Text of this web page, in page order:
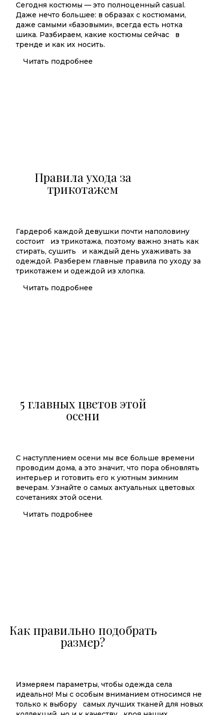
Сегодня костюмы — это полноценный casual.
Даже нечто большее: в образах с костюмами,
даже самыми «базовыми», всегда есть нотка
шика. Разбираем, какие костюмы сейчас в
тренде и как их носить.
Читать подробнее
Правила ухода за
трикотажем
Гардероб каждой девушки почти наполовину
состоит из трикотажа, поэтому важно знать как
стирать, сушить и каждый день ухаживать за
одеждой. Разберем главные правила по уходу за
трикотажем и одеждой из хлопка.
Читать подробнее
5 главных цветов этой
осени
С наступлением осени мы все больше времени
проводим дома, а это значит, что пора обновлять
интерьер и готовить его к уютным зимним
вечерам. Узнайте о самых актуальных цветовых
сочетаниях этой осени.
Читать подробнее
Как правильно подобрать
размер?
Измеряем параметры, чтобы одежда села
идеально! Мы с особым вниманием относимся не
только к выбору самых лучших тканей для новых